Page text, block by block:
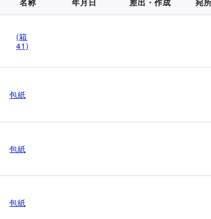
(箱
41)
包紙
包紙
包紙